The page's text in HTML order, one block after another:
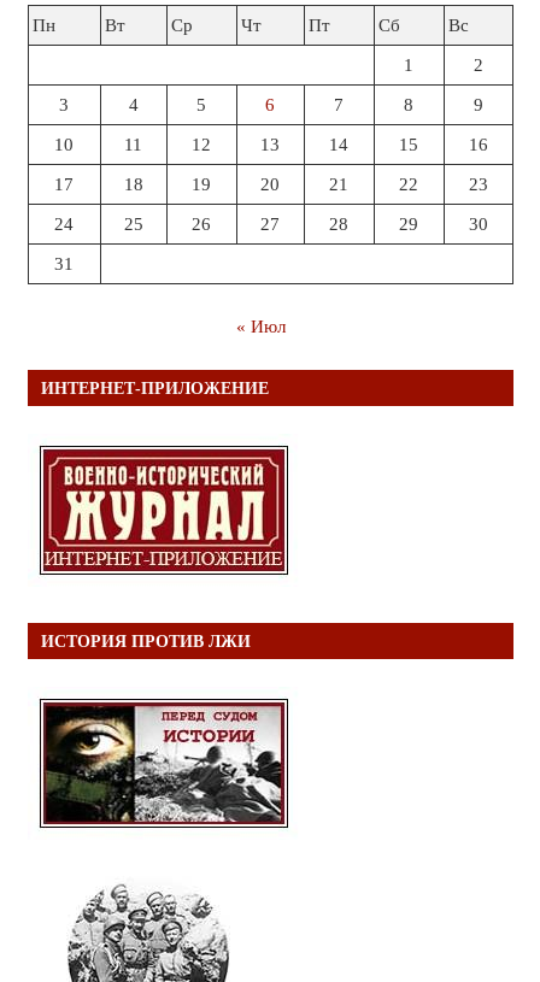
Пн
Вт Ср Чт Пт Сб Вс
1 2
3 4 5 6 7 8 9
10 11 12 13 14 15 16
17 18 19 20 21 22 23
24 25 26 27 28 29 30
31
« Июл
ИНТЕРНЕТ-ПРИЛОЖЕНИЕ
ИСТОРИЯ ПРОТИВ ЛЖИ